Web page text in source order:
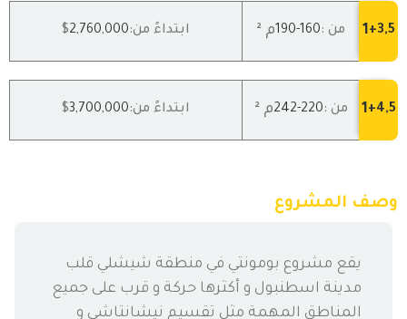
3,5+
1 من :160
-190 م ² ابتداءً من:2,760,000
$
4,5+
1 من :220
-242 م ² ابتداءً من:3,700,000
$
وصف المشروع
يقع مشروع بومونتي في منطقة شيشلي قلب
مدينة اسطنبول و أكثرها حركة و قرب على جميع
المناطق المهمة مثل تقسيم نيشانتاشي و